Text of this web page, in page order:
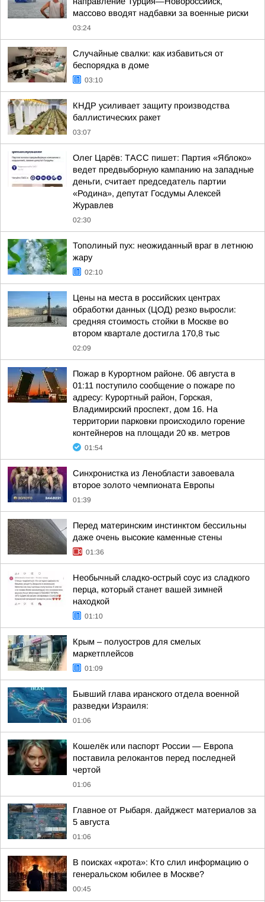
массово вводят надбавки за военные риски
03:24
Случайные свалки: как избавиться от
беспорядка в доме
03:10
КНДР усиливает защиту производства
баллистических ракет
03:07
Олег Царёв: ТАСС пишет: Партия «Яблоко»
ведет предвыборную кампанию на западные
деньги, считает председатель партии
«Родина», депутат Госдумы Алексей
Журавлев
02:30
Тополиный пух: неожиданный враг в летнюю
жару
02:10
Цены на места в российских центрах
обработки данных (ЦОД) резко выросли:
средняя стоимость стойки в Москве во
втором квартале достигла 170,8 тыс
02:09
Пожар в Курортном районе. 06 августа в
01:11 поступило сообщение о пожаре по
адресу: Курортный район, Горская,
Владимирский проспект, дом 16. На
территории парковки происходило горение
контейнеров на площади 20 кв. метров
01:54
Синхронистка из Ленобласти завоевала
второе золото чемпионата Европы
01:39
Перед материнским инстинктом бессильны
даже очень высокие каменные стены
01:36
Необычный сладко-острый соус из сладкого
перца, который станет вашей зимней
находкой
01:10
Крым – полуостров для смелых
маркетплейсов
01:09
Бывший глава иранского отдела военной
разведки Израиля:
01:06
Кошелёк или паспорт России — Европа
поставила релокантов перед последней
чертой
01:06
Главное от Рыбаря. дайджест материалов за
5 августа
01:06
В поисках «крота»: Кто слил информацию о
генеральском юбилее в Москве?
00:45